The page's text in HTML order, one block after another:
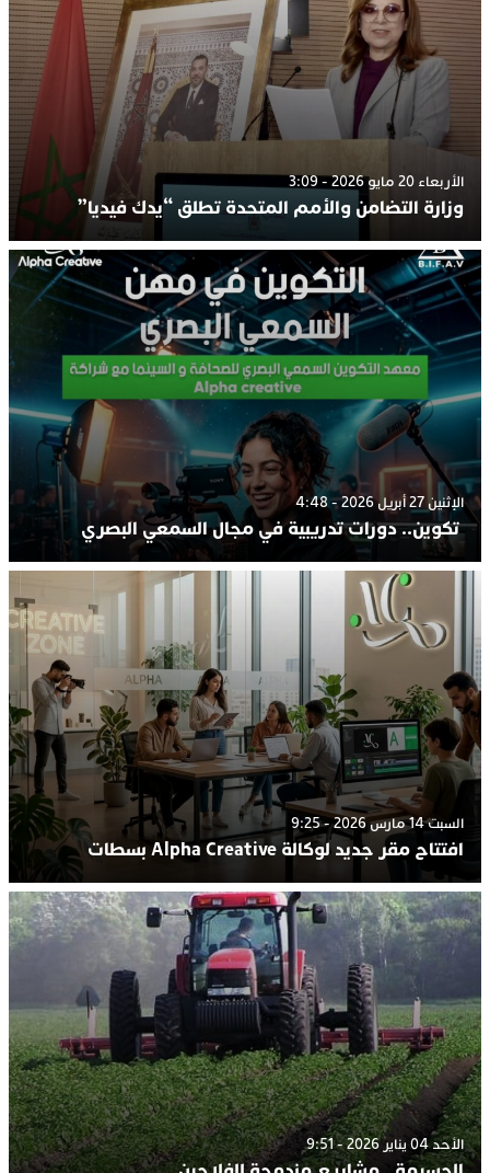
الأربعاء 20 مايو 2026 - 3:09
وزارة التضامن والأمم المتحدة تطلق “يدك فيديا”
الإثنين 27 أبريل 2026 - 4:48
تكوين.. دورات تدريبية في مجال السمعي البصري
السبت 14 مارس 2026 - 9:25
افتتاح مقر جديد لوكالة Alpha Creative بسطات
الأحد 04 يناير 2026 - 9:51